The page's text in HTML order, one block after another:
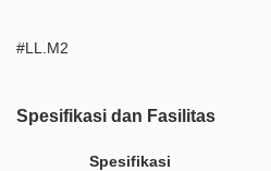
#LL.M2
Spesifikasi dan Fasilitas
Spesifikasi